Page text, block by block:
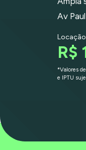
Av
Locação
R$
*Valores
e IPTU